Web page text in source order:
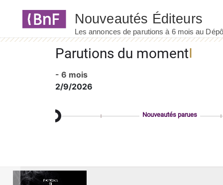
Parutions du moment
- 6 mois
2/9/2026
Nouveautés parues